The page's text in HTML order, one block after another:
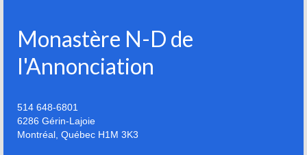
Monastère N-D de
l'Annonciation
514 648-6801
6286 Gérin-Lajoie
Montréal Québec H1M 3K3